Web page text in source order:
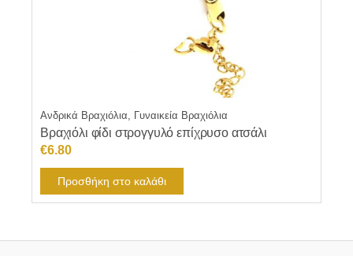
Ανδρικά Βραχιόλια, Γυναικεία Βραχιόλια
Βραχιόλι φίδι στρογγυλό επίχρυσο ατσάλι
€6.80
Προσθήκη στο καλάθι